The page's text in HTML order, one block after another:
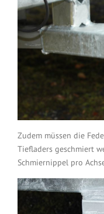
Zudem müssen die
Tiefladers geschmiert
Schmiernippel pro